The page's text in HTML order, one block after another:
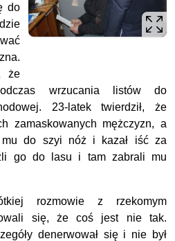
do
że
wrzucania listów do
23-latek twierdził, że
zamaskowanych mężczyzn, a
mu do szyi nóż i kazał iść za
go do lasu i tam zabrali mu
rozmowie z rzekomym
się, że coś jest nie tak.
denerwował się i nie był